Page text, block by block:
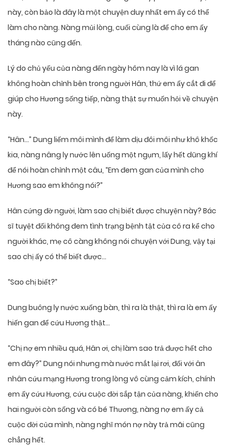
này, còn bảo là đây là một chuyện duy nhất em ấy có thể
làm cho nàng. Nàng mủi lòng, cuối cùng là để cho em ấy
tháng nào cũng đến.
Lý do chủ yếu của nàng đến ngày hôm nay là vì lá gan
không hoàn chỉnh bên trong người Hân, thứ em ấy cắt đi để
giúp cho Hương sống tiếp, nàng thật sự muốn hỏi về chuyện
này.
“Hân…” Dung liếm môi mình để làm dịu đôi môi như khô khốc
kia, nàng nâng ly nước lên uống một ngụm, lấy hết dũng khí
để nói hoàn chỉnh một câu, “Em đem gan của mình cho
Hương sao em không nói?”
Hân cứng đờ người, làm sao chị biết được chuyện này? Bác
sĩ tuyệt đối không đem tình trạng bệnh tật của cô ra kể cho
người khác, mẹ cô càng không nói chuyện với Dung, vậy tại
sao chị ấy có thể biết được…
“Sao chị biết?”
Dung buông ly nước xuống bàn, thì ra là thật, thì ra là em ấy
hiến gan để cứu Hương thật…
“Chị nợ em nhiều quá, Hân ơi, chị làm sao trả được hết cho
em đây?” Dung nói nhưng mà nước mắt lại rơi, đối với ân
nhân cứu mạng Hương trong lòng vô cùng cảm kích, chính
em ấy cứu Hương, cứu cuộc đời sắp tận của nàng, khiến cho
hai người còn sống và có bé Thương, nàng nợ em ấy cả
cuộc đời của mình, nàng nghĩ món nợ này trả mãi cũng
chẳng hết.